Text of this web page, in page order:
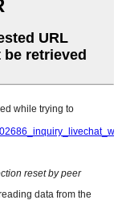
Swahili
Tajik
Telugu
Ukrainian
Urdu
Welsh
Xhosa